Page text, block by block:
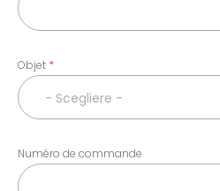
Objet
- Scegliere -
Numéro de commande